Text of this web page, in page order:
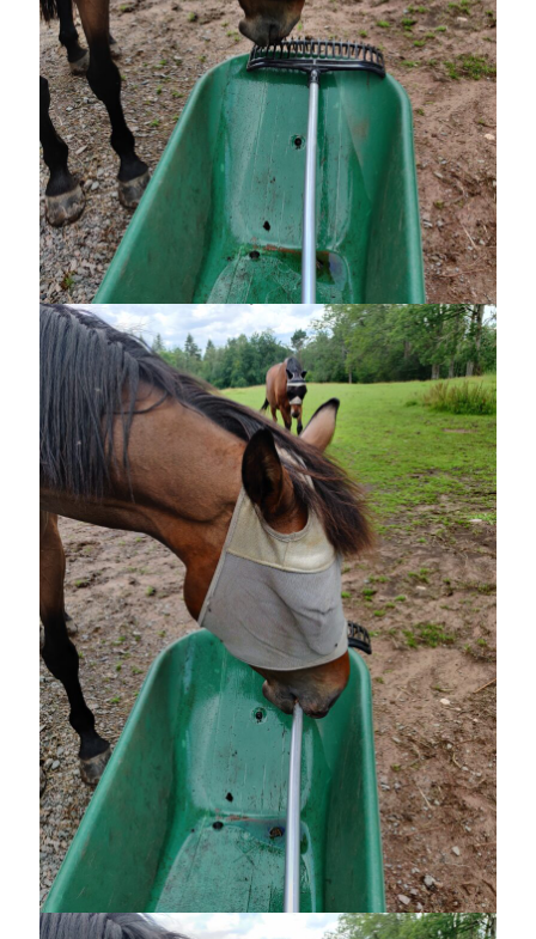
Senaste inläggen
KODEN ÄR KNÄCKT
PALLE; dagens hoppning!
UPPTÄCKSFÄRD
VI TRÄNAR VIDARE!
MYCKET FLUGOR
Kategorier
Allmänt(997)
Extrahästar(58)
Hållidej(276)
Heart of Hope (40)
Heart Paal (217)
Idun(141)
Källhults Spotless(163)
Min Träning(220)
Ninlil(35)
Personligt/Åsikter(161)
Resor(111)
Tävling(159)
Träningar(63)
Utrustning(47)
Senaste kommentarerna
Ellenom
VINST!!!
Camilla
VINST!!!
EllenomJOSEF